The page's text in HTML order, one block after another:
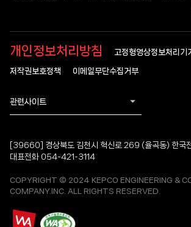
개인정보처리방침 고정형영상정보처리기
저작권보호정책 이메일무단수집거부
관련사이트
[39660] 경상북도 김천시 혁신로 269 (율곡동) 한국
대표전화 054-421-3114
COPYRIGHT © 2024 KEPCO ENGINEERING &
COMPANY.INC. ALL RIGHTS RESERVED.